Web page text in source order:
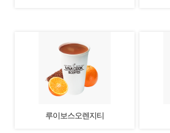
루이보스오렌지티